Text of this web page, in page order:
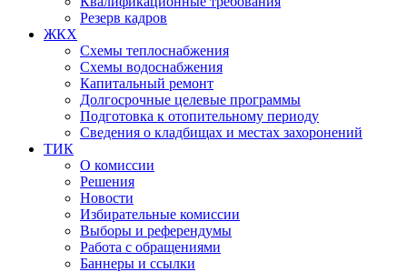
Резерв кадров
ЖКХ
Схемы теплоснабжения
Схемы водоснабжения
Капитальный ремонт
Долгосрочные целевые программы
Подготовка к отопительному периоду
Сведения о кладбищах и местах захоронений
ТИК
О комиссии
Решения
Новости
Избирательные комиссии
Выборы и референдумы
Работа с обращениями
Баннеры и ссылки